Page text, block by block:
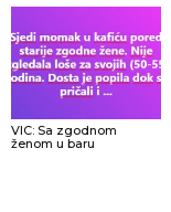
VIC: Sa zgodnom
ženom u baru